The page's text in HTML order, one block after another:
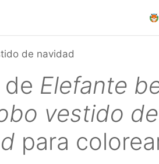
de navidad
Elefante
vestido de
para